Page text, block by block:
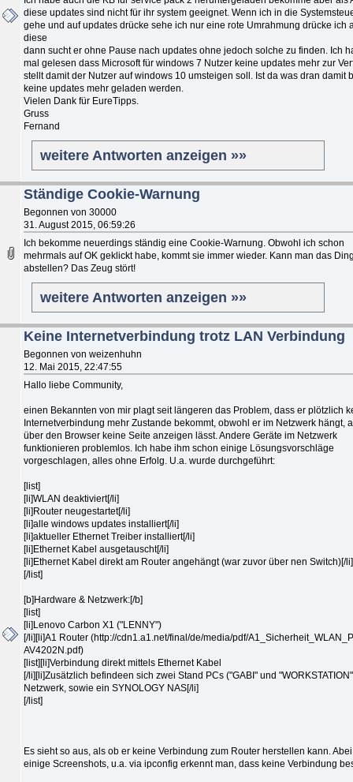
diese updates sind nicht für ihr system geeignet. Wenn ich in die
gehe und auf updates drücke sehe ich nur eine rote Umrahmung drücke ich
diese
dann sucht er ohne Pause nach updates ohne jedoch solche zu finden. Ich
mal gelesen dass Microsoft für windows 7 Nutzer keine updates mehr zur
stellt damit der Nutzer auf windows 10 umsteigen soll. Ist da was dran damit
keine updates mehr geladen werden.
Vielen Dank für EureTipps.
Gruss
Fernand
weitere Antworten anzeigen »»
Ständige Cookie-Warnung
Begonnen von 30000
31. August 2015, 06:59:26
Ich bekomme neuerdings ständig eine Cookie-Warnung. Obwohl ich schon
mehrmals auf OK geklickt habe, kommt sie immer wieder. Kann man das
abstellen? Das Zeug stört!
weitere Antworten anzeigen »»
Keine Internetverbindung trotz LAN Verbindung
Begonnen von weizenhuhn
12. Mai 2015, 22:47:55
Hallo liebe Community,
einen Bekannten von mir plagt seit längeren das Problem, dass er plötzlich
Internetverbindung mehr Zustande bekommt, obwohl er im Netzwerk hängt,
über den Browser keine Seite anzeigen lässt. Andere Geräte im Netzwerk
funktionieren problemlos. Ich habe ihm schon einige Lösungsvorschläge
vorgeschlagen, alles ohne Erfolg. U.a. wurde durchgeführt:
[list]
[li]WLAN deaktiviert[/li]
[li]Router neugestartet[/li]
[li]alle windows updates installiert[/li]
[li]aktueller Ethernet Treiber installiert[/li]
[li]Ethernet Kabel ausgetauscht[/li]
[li]Ethernet Kabel direkt am Router angehängt (war zuvor über nen Switch)[/li]
[/list]
[b]Hardware & Netzwerk:[/b]
[list]
[li]Lenovo Carbon X1 ("LENNY")
[/li][li]A1 Router (http://cdn1.a1.net/final/de/media/pdf/
AV4202N.pdf)
[list][li]Verbindung direkt mittels Ethernet Kabel
[/li][li]Zusätzlich befindeen sich zwei Stand PCs ("GABI" und
Netzwerk, sowie ein SYNOLOGY NAS[/li]
[/list]
Es sieht so aus, als ob er keine Verbindung zum Router herstellen kann.
einige Screenshots, u.a. via ipconfig erkennt man, dass keine Verbindung